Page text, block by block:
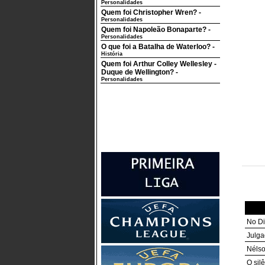
Personalidades
Quem foi Christopher Wren? -
Personalidades
Quem foi Napoleão Bonaparte? -
Personalidades
O que foi a Batalha de Waterloo? -
História
Quem foi Arthur Colley Wellesley -
Duque de Wellington? -
Personalidades
No
O